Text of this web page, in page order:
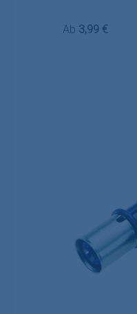
Regulärer Preis:
Ab 3,99 €